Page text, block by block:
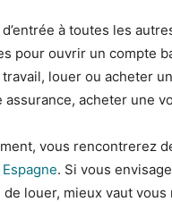
d’entrée à toutes les
pour ouvrir un compte
louer ou acheter
assurance, acheter une
vous rencontrerez
. Si vous
de louer, mieux vaut